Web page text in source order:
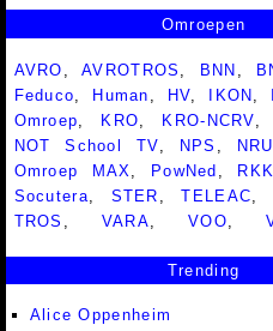
Omroepen
AVRO ,AVROTROS BNN
Feduco
Human HV IKON
Omroep
KRO KRO-NCRV
NOT School TV
NPS NRU
Omroep MAX
PowNed RKK
Socutera
STER ,TELEAC
TROS
VARA ,VOO ,
Trending
Alice Oppenheim